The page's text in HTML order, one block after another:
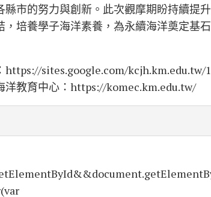
縣市的努力與創新。此次觀摩期盼持續提
，培養學子海洋素養，為永續海洋奠定基
https://sites.google.com/kcjh.km.edu.tw/
洋教育中心：https://komec.km.edu.tw/